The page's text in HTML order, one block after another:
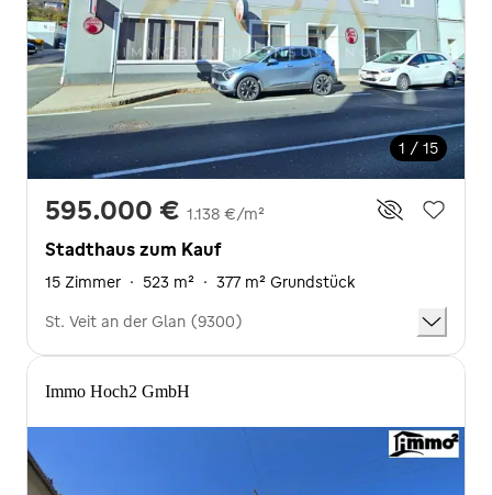
1 / 15
595.000 € 1.138 €/m²
Stadthaus zum Kauf
15 Zimmer · 523 m² · 377 m² Grundstück
St. Veit an der Glan (9300)
Immo Hoch2 GmbH